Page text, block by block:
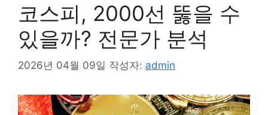
코스피, 2000선 뚫을 수
있을까? 전문가 분석
2026년 04월 09일 작성자: admin